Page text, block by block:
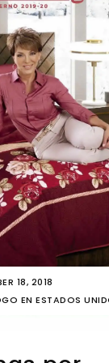
18, 2018
EN ESTADOS